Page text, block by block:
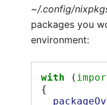
~/.config/
packages you
environment:
with (
{